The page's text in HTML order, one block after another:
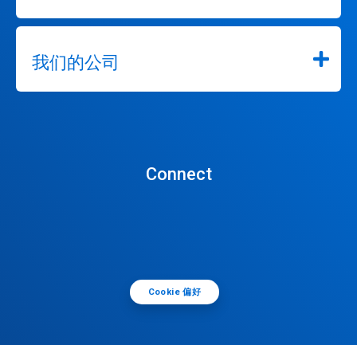
我们的公司
Connect
Cookie 偏好